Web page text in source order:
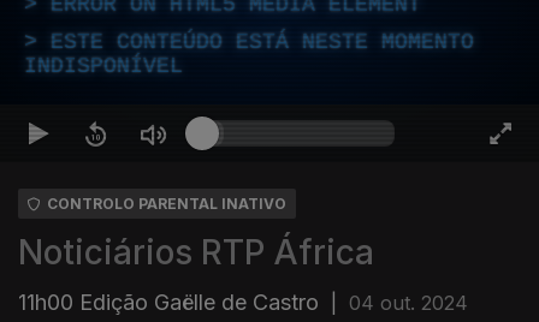
ERROR ON HTML5 MEDIA ELEMENT
ESTE CONTEÚDO ESTÁ NESTE MOMENTO
INDISPONÍVEL
CONTROLO PARENTAL INATIVO
Noticiários RTP África
11h00 Edição Gaëlle de Castro 04 out. 2024